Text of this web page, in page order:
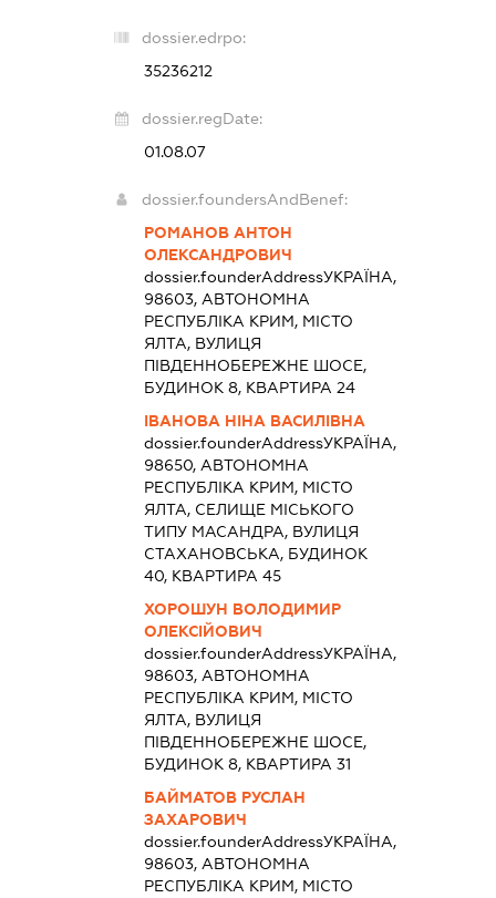
dossier.edrpo:
35236212
dossier.regDate:
01.08.07
dossier.foundersAndBenef:
РОМАНОВ АНТОН
ОЛЕКСАНДРОВИЧ
dossier.founderAddressУКРАЇНА,
98603, АВТОНОМНА
РЕСПУБЛІКА КРИМ, МІСТО
ЯЛТА, ВУЛИЦЯ
ПІВДЕННОБЕРЕЖНЕ ШОСЕ,
БУДИНОК 8, КВАРТИРА 24
ІВАНОВА НІНА ВАСИЛІВНА
dossier.founderAddressУКРАЇНА,
98650, АВТОНОМНА
РЕСПУБЛІКА КРИМ, МІСТО
ЯЛТА, СЕЛИЩЕ МІСЬКОГО
ТИПУ МАСАНДРА, ВУЛИЦЯ
СТАХАНОВСЬКА, БУДИНОК
40, КВАРТИРА 45
ХОРОШУН ВОЛОДИМИР
ОЛЕКСІЙОВИЧ
dossier.founderAddressУКРАЇНА,
98603, АВТОНОМНА
РЕСПУБЛІКА КРИМ, МІСТО
ЯЛТА, ВУЛИЦЯ
ПІВДЕННОБЕРЕЖНЕ ШОСЕ,
БУДИНОК 8, КВАРТИРА 31
БАЙМАТОВ РУСЛАН
ЗАХАРОВИЧ
dossier.founderAddressУКРАЇНА,
98603, АВТОНОМНА
РЕСПУБЛІКА КРИМ, МІСТО